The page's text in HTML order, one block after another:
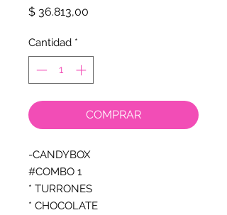
$ 36.813,00
Cantidad *
COMPRAR
-CANDYBOX
#COMBO 1
* TURRONES
* CHOCOLATE